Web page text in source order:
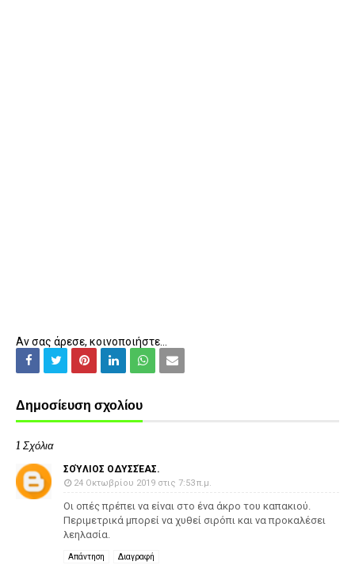
Αν σας άρεσε, κοινοποιήστε...
Δημοσίευση σχολίου
1 Σχόλια
ΣΟΎΛΙΟΣ ΟΔΥΣΣΈΑΣ.
24 Οκτωβρίου 2019 στις 7:53 π.μ.
Οι οπές πρέπει να είναι στο ένα άκρο του καπακιού.
Περιμετρικά μπορεί να χυθεί σιρόπι και να προκαλέσει
λεηλασία.
Απάντηση Διαγραφή